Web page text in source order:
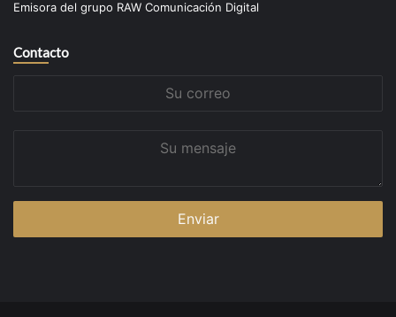
Emisora del grupo RAW Comunicación Digital
Contacto